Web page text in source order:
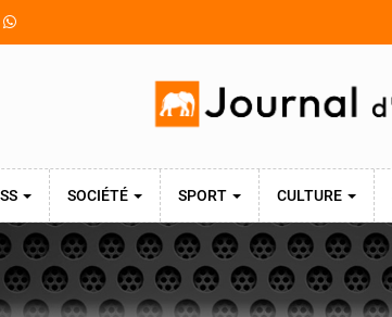
SOCIÉTÉ SPORT CULTURE